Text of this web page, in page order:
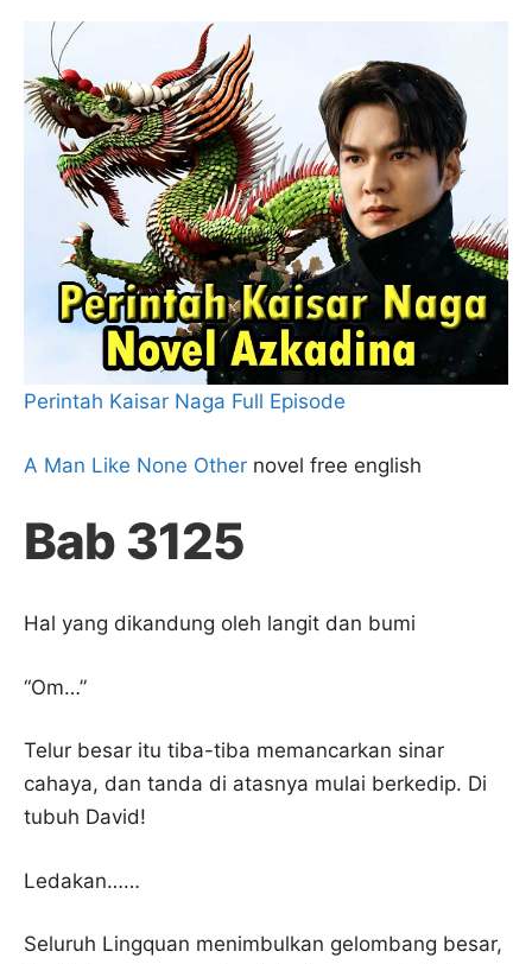
Perintah Kaisar Naga Full Episode
A Man Like None Other novel free english
Bab 3125
Hal yang dikandung oleh langit dan bumi
“Om…”
Telur besar itu tiba-tiba memancarkan sinar
cahaya, dan tanda di atasnya mulai berkedip. Di
tubuh David!
Ledakan……
Seluruh Lingquan menimbulkan gelombang besar,